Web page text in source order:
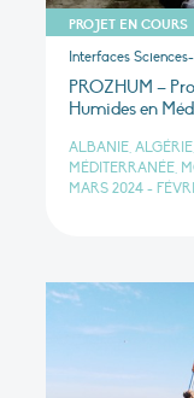
PROJET EN COURS
Interfaces
PROZHUM –
Humides en
ALBANIE,
MÉDITERRANÉE,
MARS 2024 -